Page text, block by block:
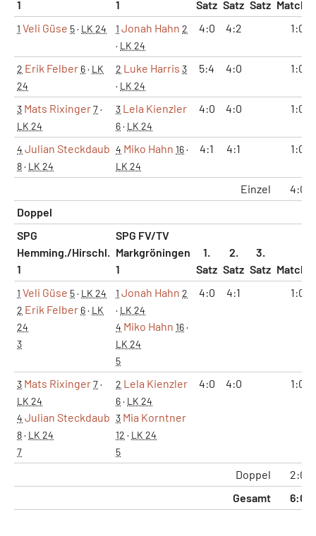
1
1
Satz Satz Satz
1 Veli Güse 5· LK 24 1 Jonah Hahn 2
· LK 24
4:0 4:2 1:0
2 Erik Felber 6· LK
24
2 Luke Harris 3
· LK 24
5:4 4:0 1:0
3 Mats Rixinger7·
LK 24
3 Lela Kienzler
6· LK 24
4:0 4:0 1:0
4 Julian Steckdaub
8· LK 24
4 Miko Hahn 16·
LK 24
4:1 4:1 1:0
Einzel
4:0
Doppel
SPG
Hemming./Hirschl.
1
SPG FV/TV
Markgröningen
1
1.
Satz
2.
Satz
3.
Satz
1 Veli Güse 5· LK 24
2 Erik Felber 6· LK
24
3
1 Jonah Hahn 2
· LK 24
4 Miko Hahn 16·
LK 24
5
4:0 4:1 1:0
3 Mats Rixinger7·
LK 24
4 Julian Steckdaub
8· LK 24
7
2 Lela Kienzler
6· LK 24
3 Mia Korntner
12 · LK 24
5
4:0 4:0 1:0
Doppel
2:0
Gesamt
6:0